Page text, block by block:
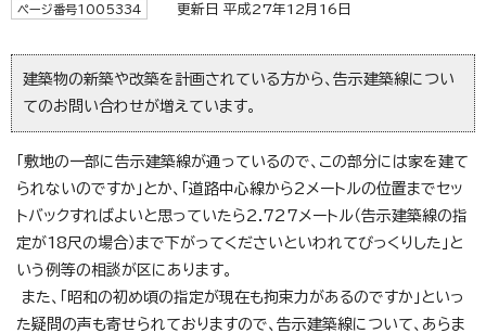
ページ番号1005334 更新日 平成27年12月16日
建築物の新築や改築を計画されている方から、告示建築線につい
てのお問い合わせが増えています。
「敷地の一部に告示建築線が通っているので、この部分には家を建て
られないのですか」とか、「道路中心線から2メートルの位置までセッ
トバックすればよいと思っていたら2.727メートル（告示建築線の指
定が18尺の場合）まで下がってくださいといわれてびっくりした」と
いう例等の相談が区にあります。
また、「昭和の初め頃の指定が現在も拘束力があるのですか」といっ
た疑問の声も寄せられておりますので、告示建築線について、あらま